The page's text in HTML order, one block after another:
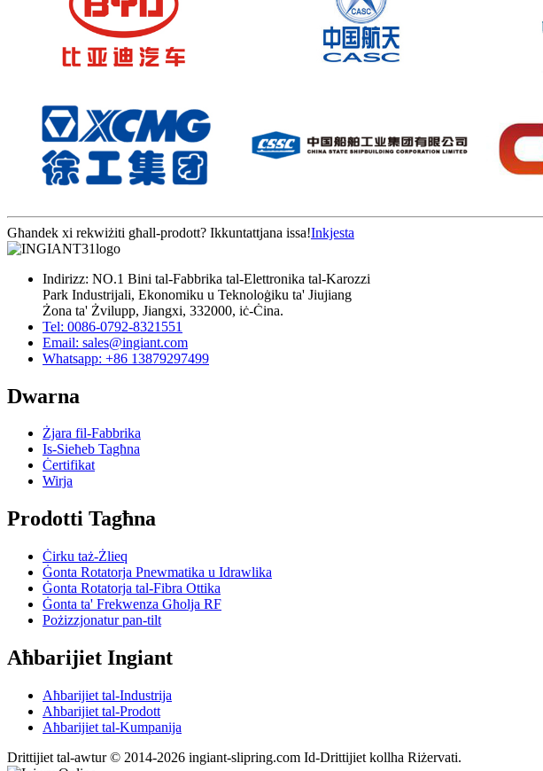
Għandek xi rekwiżiti għall-prodott? Ikkuntattjana issa!Inkjesta
Indirizz: NO.1 Bini tal-Fabbrika tal-Elettronika tal-Karozzi
Park Industrijali, Ekonomiku u Teknoloġiku ta' Jiujiang
Żona ta' Żvilupp, Jiangxi, 332000, iċ-Ċina.
Tel: 0086-0792-8321551
Email: sales@ingiant.com
Whatsapp: +86 13879297499
Dwarna
Żjara fil-Fabbrika
Is-Sieħeb Tagħna
Ċertifikat
Wirja
Prodotti Tagħna
Ċirku taż-Żlieq
Ġonta Rotatorja Pnewmatika u Idrawlika
Ġonta Rotatorja tal-Fibra Ottika
Ġonta ta' Frekwenza Għolja RF
Pożizzjonatur pan-tilt
Aħbarijiet Ingiant
Aħbarijiet tal-Industrija
Aħbarijiet tal-Prodott
Aħbarijiet tal-Kumpanija
Drittijiet tal-awtur © 2014-2026 ingiant-slipring.com Id-Drittijiet kollha Riżervati.